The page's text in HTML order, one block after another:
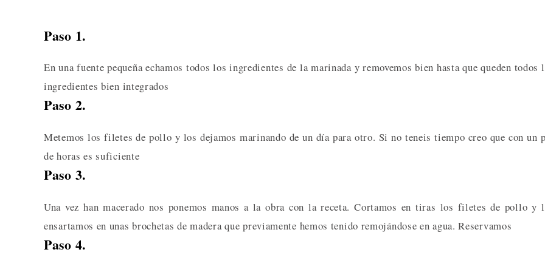
Paso 1.
En una fuente pequeña echamos todos los ingredientes de la marinada y removemos bien hasta que queden todos
ingredientes bien integrados
Paso 2.
Metemos los filetes de pollo y los dejamos marinando de un día para otro. Si no teneis tiempo creo que con un
de horas es suficiente
Paso 3.
Una vez han macerado nos ponemos manos a la obra con la receta. Cortamos en tiras los filetes de pollo y
ensartamos en unas brochetas de madera que previamente hemos tenido remojándose en agua. Reservamos
Paso 4.